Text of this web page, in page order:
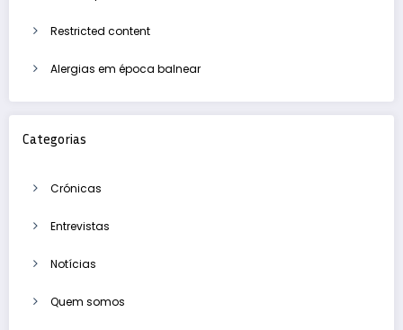
Restricted content
Alergias em época balnear
Categorias
Crónicas
Entrevistas
Notícias
Quem somos